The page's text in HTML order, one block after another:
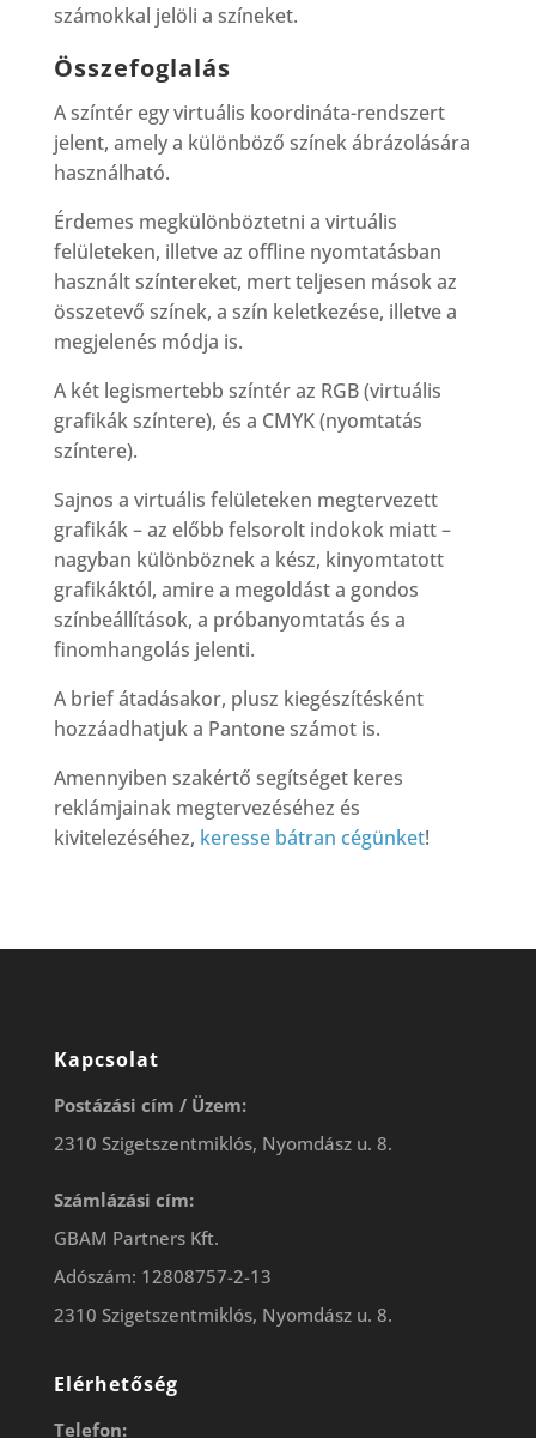
számokkal jelöli a színeket.
Összefoglalás
A színtér egy virtuális koordináta-rendszert
jelent, amely a különböző színek ábrázolására
használható.
Érdemes megkülönböztetni a virtuális
felületeken, illetve az offline nyomtatásban
használt színtereket, mert teljesen mások az
összetevő színek, a szín keletkezése, illetve a
megjelenés módja is.
A két legismertebb színtér az RGB (virtuális
grafikák színtere), és a CMYK (nyomtatás
színtere).
Sajnos a virtuális felületeken megtervezett
grafikák – az előbb felsorolt indokok miatt –
nagyban különböznek a kész, kinyomtatott
grafikáktól, amire a megoldást a gondos
színbeállítások, a próbanyomtatás és a
finomhangolás jelenti.
A brief átadásakor, plusz kiegészítésként
hozzáadhatjuk a Pantone számot is.
Amennyiben szakértő segítséget keres
reklámjainak megtervezéséhez és
kivitelezéséhez, keresse bátran cégünket!
Kapcsolat
Postázási cím / Üzem:
2310 Szigetszentmiklós, Nyomdász u. 8.
Számlázási cím:
GBAM Partners Kft.
Adószám: 12808757-2-13
2310 Szigetszentmiklós, Nyomdász u. 8.
Elérhetőség
Telefon: